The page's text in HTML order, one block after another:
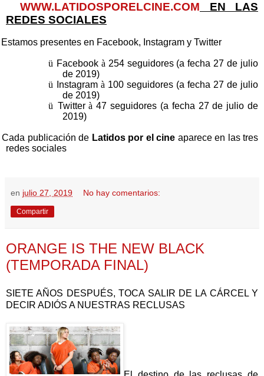
WWW.LATIDOSPORELCINE.COM EN LAS
REDES SOCIALES
Estamos presentes en Facebook, Instagram y Twitter
ü Facebook à 254 seguidores (a fecha 27 de julio
de 2019)
ü
Instagram à 100 seguidores (a fecha 27 de julio
de 2019)
ü Twitterà 47 seguidores (a fecha 27 de julio de
2019)
Cada publicación de Latidos por el cine aparece en las tres
redes sociales
en julio 27, 2019 No hay comentarios:
Compartir
ORANGE IS THE NEW BLACK
(TEMPORADA FINAL)
SIETE AÑOS DESPUÉS, TOCA SALIR DE LA CÁRCEL Y
DECIR ADIÓS A NUESTRAS RECLUSAS